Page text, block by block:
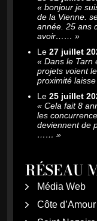
« bonjour je
de la Vienne.
année. 25 ans
avoir…… »
Le 27 juillet
« Dans le Tarn
projets voient
proximité
Le 25 juillet
« Cela fait 8
les
deviennent de
…… »
RÉSEAU
Média Web
Côte d’Amour